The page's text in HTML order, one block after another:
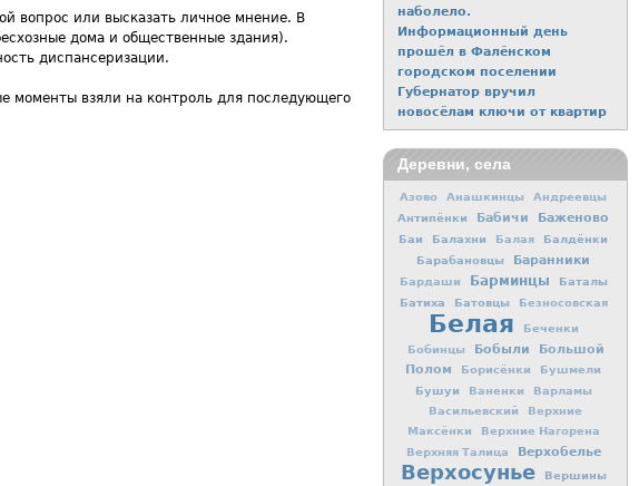
вопрос или высказать личное мнение. В
дома и общественные здания).
диспансеризации.
моменты взяли на контроль для последующего
наболело.
Информационный день
прошёл в Фалёнском
городском поселении
Губернатор вручил
новосёлам ключи от квартир
Деревни, села
Азово Анашкинцы Андреевцы
Антипёнки Бабичи Баженово
Баи Балахни Балая
Балдёнки
Барабановцы
Баранники
Бардаши Барминцы
Баталы
Батиха
Батовцы Безносовская
Белая
Беченки
Бобинцы
Бобыли
Большой
Полом
Борисёнки Бушмели
Бушуи Ваненки
Варламы
Васильевский
Верхние
Максёнки
Верхние Нагорена
Верхняя Талица
Верхобелье
Верхосунье Вершины